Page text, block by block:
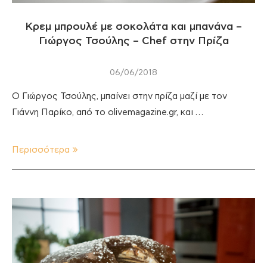
Κρεμ μπρουλέ με σοκολάτα και μπανάνα –
Γιώργος Τσούλης – Chef στην Πρίζα
06/06/2018
O Γιώργος Τσούλης, μπαίνει στην πρίζα μαζί με τον
Γιάννη Παρίκο, από το olivemagazine.gr, και …
Περισσότερα